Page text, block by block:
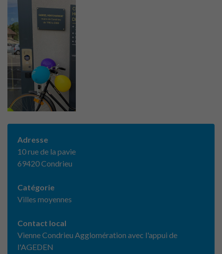
Adresse
10 rue de la pavie
69420 Condrieu
Catégorie
Villes moyennes
Contact local
Vienne Condrieu Agglomération avec l'appui de
l'AGEDEN